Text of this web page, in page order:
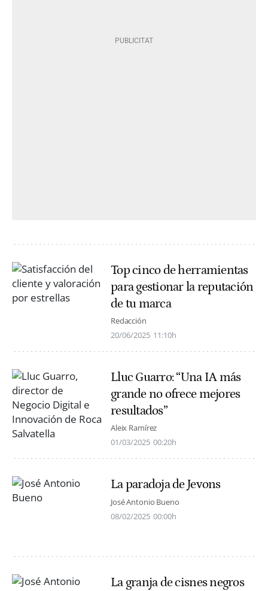
Top cinco de herramientas
para gestionar la reputación
de tu marca
Redacción
20/06/2025 11:10h
Lluc Guarro: “Una IA más
grande no ofrece mejores
resultados”
Aleix Ramírez
01/03/2025 00:20h
La paradoja de Jevons
José Antonio Bueno
08/02/2025 00:00h
La granja de cisnes negros